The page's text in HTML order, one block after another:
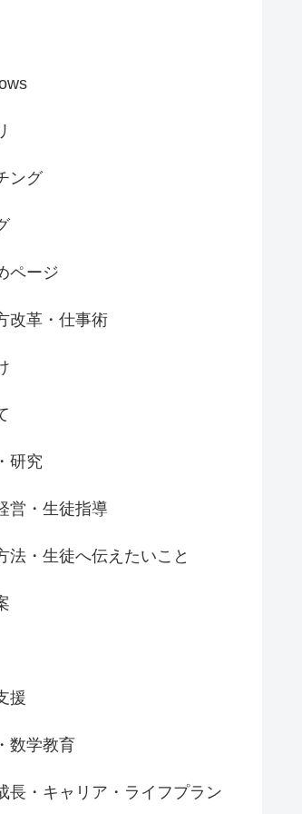
ング
ページ
改革・仕事術
研究
営・生徒指導
法・生徒へ伝えたいこと
援
数学教育
長・キャリア・ライフプラン